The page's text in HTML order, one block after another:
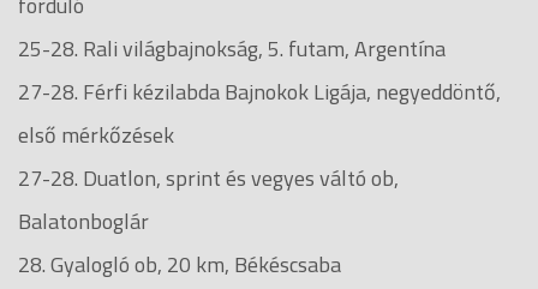
25-28. Rali világbajnokság, 5. futam, Argentína
27-28. Férfi kézilabda Bajnokok Ligája, negyeddöntő,
első mérkőzések
27-28. Duatlon, sprint és vegyes váltó ob,
Balatonboglár
28. Gyalogló ob, 20 km, Békéscsaba